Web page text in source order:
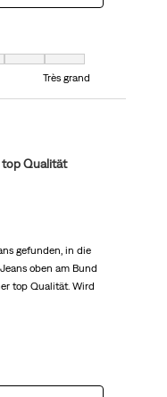
7 est égal à Très grand
Très grand
top Qualität
gefunden, in die
oben am Bund
top Qualität. Wird